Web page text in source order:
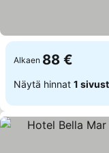
Alkaen 88 €
Näytä hinnat 1